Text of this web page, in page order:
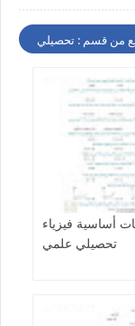
من قسم : تحصيلي
أساسية فيزياء
تحصيلي علمي